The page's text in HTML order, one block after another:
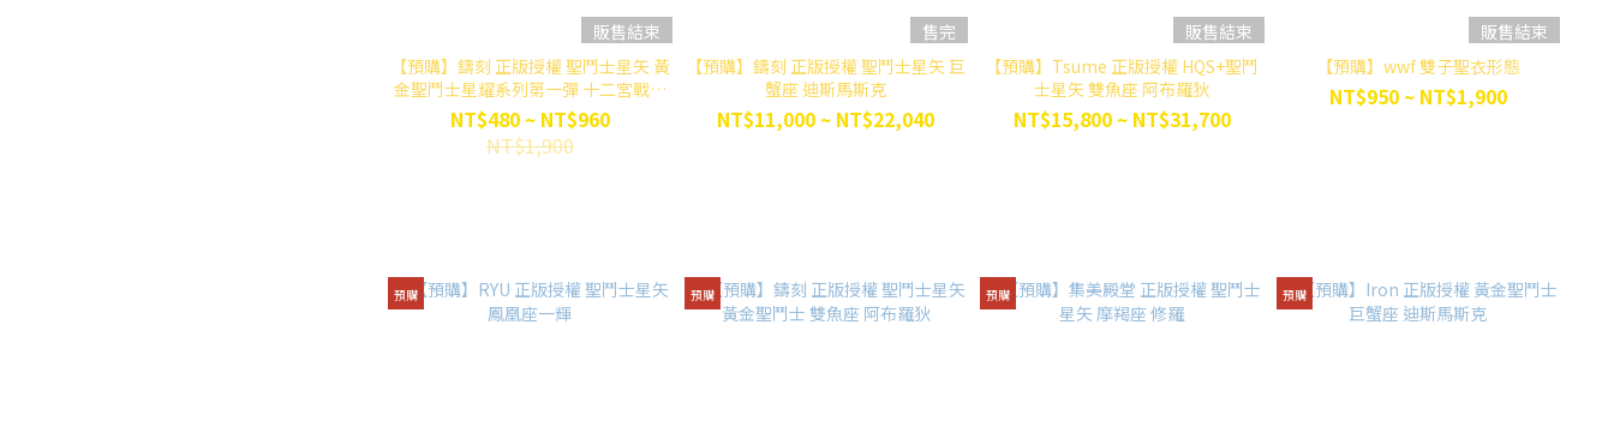
販售結束
【預購】鑄刻 正版授權 聖鬥士星矢 黃
金聖鬥士星耀系列第一彈 十二宮戰士
的永恆傳奇
NT$480 ~ NT$960
NT$1,900
售完
【預購】鑄刻 正版授權 聖鬥士星矢 巨
蟹座 迪斯馬斯克
NT$11,000 ~ NT$22,040
販售結束
【預購】Tsume 正版授權 HQS+聖鬥
士星矢 雙魚座 阿布羅狄
NT$15,800 ~ NT$31,700
販售結束
【預購】wwf 雙子聖衣形態
NT$950 ~ NT$1,900
預購 預購 預購 預購